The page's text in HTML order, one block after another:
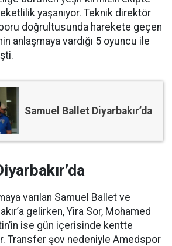
yaşanıyor. Teknik direktör
doğrultusunda harekete geçen
anlaşmaya vardığı 5 oyuncu ile
Samuel Ballet Diyarbakır’da
varılan Samuel Ballet ve
gelirken, Yira Sor, Mohamed
ise gün içerisinde kentte
Transfer şov nedeniyle Amedspor